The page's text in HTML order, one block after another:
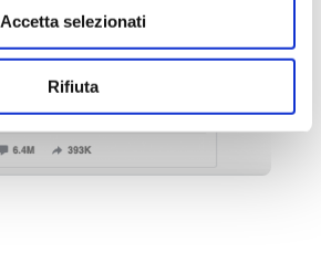
Accetta selezionati
Rifiuta